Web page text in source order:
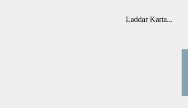
Laddar Karta...